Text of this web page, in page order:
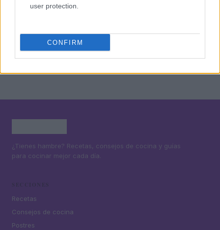
user protection.
CONFIRM
Emulsiones perfectas y control de temperatura para
texturas sedosas
¿Tienes hambre? Recetas, consejos de cocina y guías
para cocinar mejor cada día.
Recetas
Consejos de cocina
Postres